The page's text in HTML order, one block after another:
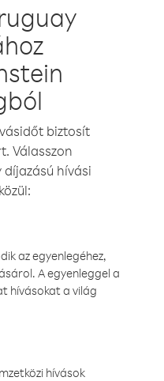
biztosít
Válasszon
hívási
az egyenlegéhez,
A egyenleggel a
hívásokat a világ
hívások